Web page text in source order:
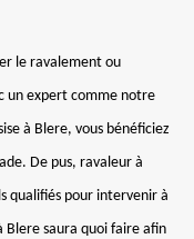
le ravalement ou
un expert comme notre
à Blere, vous bénéficiez
De pus, ravaleur à
qualifiés pour intervenir à
Blere saura quoi faire afin